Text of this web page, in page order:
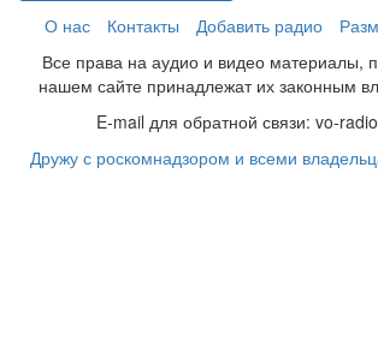
О нас
Контакты Добавить радио
Все права на аудио и видео материалы,
нашем сайте принадлежат их законным
E-mail для обратной связи: vo-
Дружу с роскомнадзором и всеми